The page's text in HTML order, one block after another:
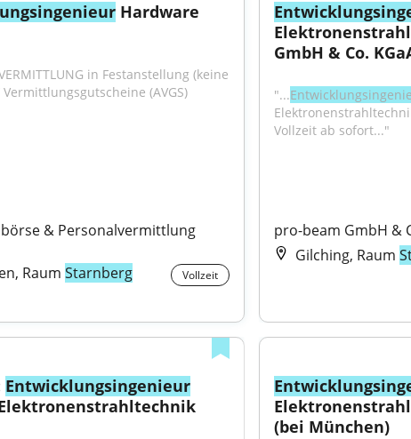
Hardware
in Festanstellung (keine
(AVGS)
& Personalvermittlung
RaumStarnberg Vollzeit
GmbH & Co.
"...
Vollzeit ab sofort..."
pro-beam GmbH &
Gilching, Raum
Entwicklungsingenieur
(bei München)